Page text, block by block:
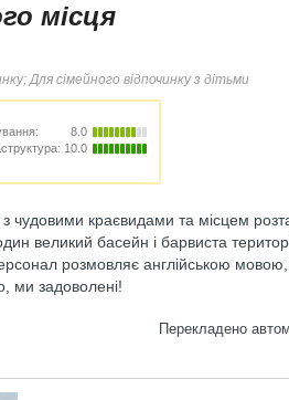
місця
Для сімейного відпочинку з дітьми
8.0
10.0
з чудовими краєвидами та місцем
великий басейн і барвиста
розмовляє англійською мовою,
ми задоволені!
Перекладено